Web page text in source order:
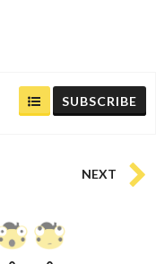
SUBSCRIBE
NEXT